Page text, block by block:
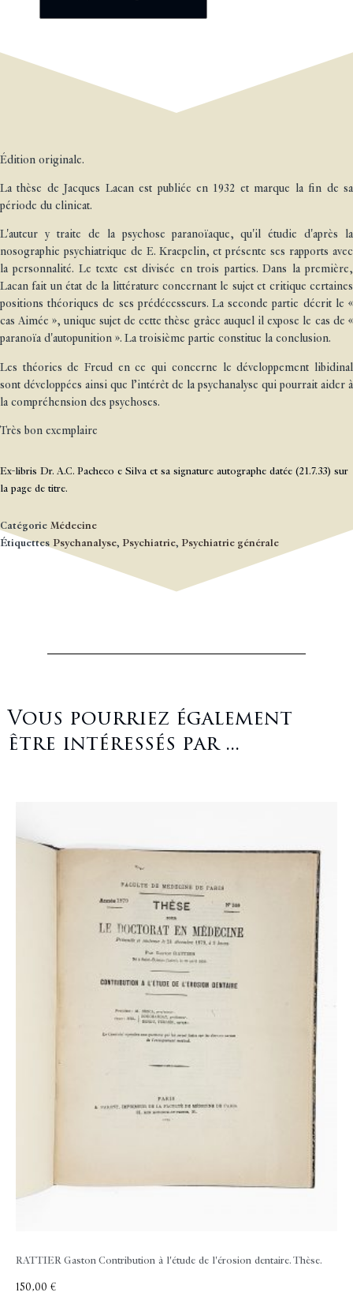
Édition originale.
La thèse de Jacques Lacan est publiée en 1932 et marque la fin de sa
période du clinicat.
L'auteur y traite de la psychose paranoïaque, qu'il étudie d'après la
nosographie psychiatrique de E. Kraepelin, et présente ses rapports avec
la personnalité. Le texte est divisée en trois parties. Dans la première,
Lacan fait un état de la littérature concernant le sujet et critique certaines
positions théoriques de ses prédécesseurs. La seconde partie décrit le «
cas Aimée », unique sujet de cette thèse grâce auquel il expose le cas de «
paranoïa d'autopunition ». La troisième partie constitue la conclusion.
Les théories de Freud en ce qui concerne le développement libidinal
sont développées ainsi que l’intérêt de la psychanalyse qui pourrait aider à
la compréhension des psychoses.
Très bon exemplaire
Ex-libris Dr. A.C. Pacheco e Silva et sa signature autographe datée (21.7.33) sur
la page de titre.
Catégorie Médecine
Étiquettes Psychanalyse, Psychiatrie, Psychiatrie générale
Vous pourriez également
être intéressés par ...
RATTIER Gaston Contribution à l'étude de l'érosion dentaire. Thèse.
150,00 €